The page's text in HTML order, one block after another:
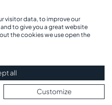
visitor data, to improve our
to give you a great website
the cookies we use open the
all
Customize